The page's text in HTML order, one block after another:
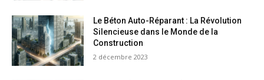
Le Béton Auto-Réparant : La Révolution
Silencieuse dans le Monde de la
Construction
2 décembre 2023